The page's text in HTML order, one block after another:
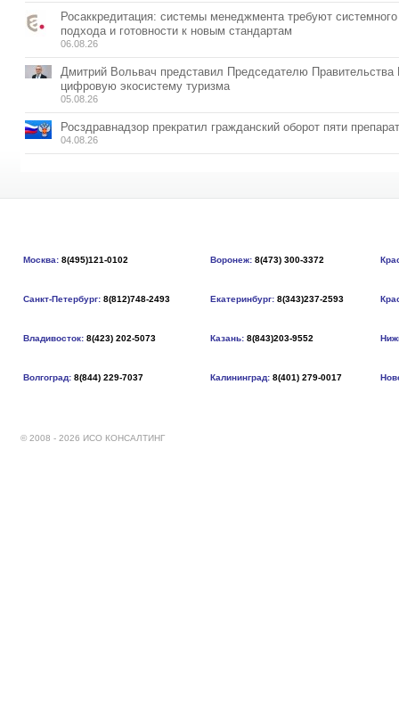
Росаккредитация: системы менеджмента требуют системного
подхода и готовности к новым стандартам
06.08.26
Дмитрий Вольвач представил Председателю
цифровую экосистему туризма
05.08.26
Росздравнадзор прекратил гражданский оборот пяти
04.08.26
Москва: 8(495)121-0102 Воронеж: 8(473) 300-3372
Санкт-Петербург: 8(812)748-2493 Екатеринбург: 8(343)237-2593
Владивосток: 8(423) 202-5073 Казань: 8(843)203-9552
Волгоград: 8(844) 229-7037 Калининград: 8(401) 279-0017
© 2008 - 2026 ИСО КОНСАЛТИНГ